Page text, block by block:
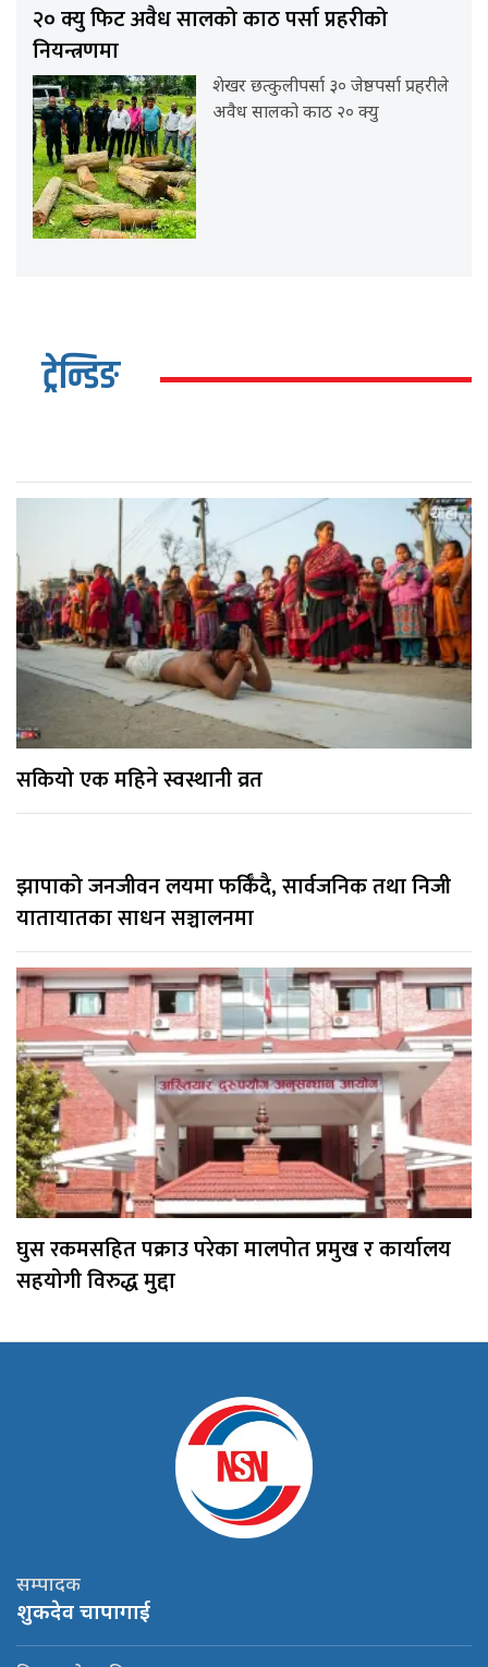
२० क्यु फिट अवैध सालको काठ पर्सा प्रहरीको
नियन्त्रणमा
शेखर छत्कुलीपर्सा ३० जेष्ठपर्सा प्रहरीले
अवैध सालको काठ २० क्यु
ट्रेन्डिङ
सकियो एक महिने स्वस्थानी व्रत
झापाको जनजीवन लयमा फर्किँदै, सार्वजनिक तथा निजी
यातायातका साधन सञ्चालनमा
घुस रकमसहित पक्राउ परेका मालपोत प्रमुख र कार्यालय
सहयोगी विरुद्ध मुद्दा
सम्पादक
शुकदेव चापागाई